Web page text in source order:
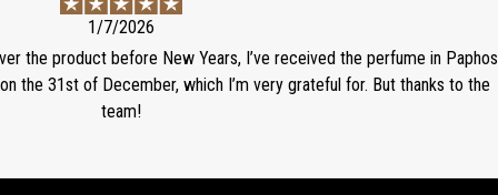
1/7/2026
the product before New Years, I’ve received the perfume in Paphos
the 31st of December, which I’m very grateful for. But thanks to the
team!